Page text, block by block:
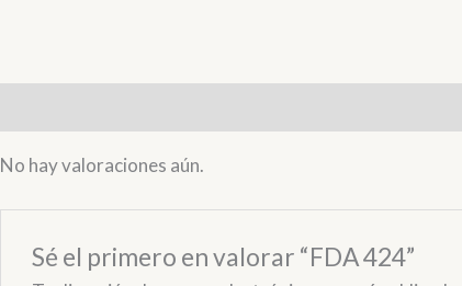
No hay valoraciones aún.
Sé el primero en valorar “FDA 424”